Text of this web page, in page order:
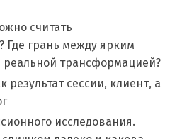
считать
Где грань между ярким
реальной трансформацией?
результат сессии, клиент, а
исследования.